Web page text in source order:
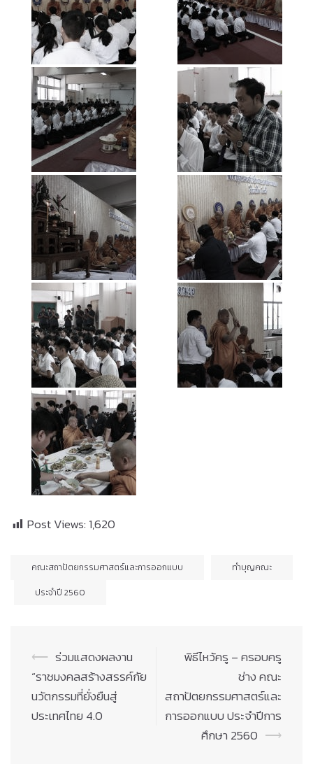
Post Views: 1,620
คณะสถาปัตยกรรมศาสตร์และการออกแบบ
ทำบุญคณะ
ประจำปี 2560
Post
navigation
⟵ ร่วมแสดงผลงาน
“ราชมงคลสร้างสรรค์กัย
นวัตกรรมที่ยั่งยืนสู่
ประเทศไทย 4.0
พิธีไหว้ครู – ครอบครู
ช่าง คณะ
สถาปัตยกรรมศาสตร์และ
การออกแบบ ประจำปีการ
ศึกษา 2560 ⟶